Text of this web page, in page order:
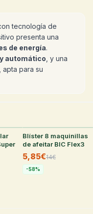
tecnología de
presenta una
de energía.
automático , y una
, apta para su
31 27°
Blíster 8 maquinillas
de afeitar BIC Flex3
5,85€14€
-58%